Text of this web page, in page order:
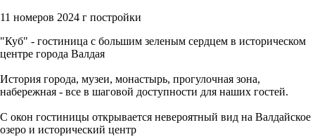
11 номеров 2024 г постройки
"Куб" - гостиница с большим зеленым сердцем в историческом
центре города Валдая
История города, музеи, монастырь, прогулочная зона,
набережная - все в шаговой доступности для наших гостей.
С окон гостиницы открывается невероятный вид на Валдайское
озеро и исторический центр